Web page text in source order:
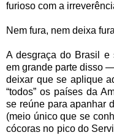
furioso com a
Nem fura, nem deixa
A desgraça do Brasil e
em grande parte disso
deixar que se aplique
“todos” os países da
se reúne para apanhar
(meio único que se
cócoras no pico do